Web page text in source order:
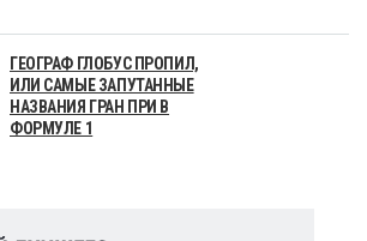
ГЕОГРАФ ГЛОБУС ПРОПИЛ,
ИЛИ САМЫЕ ЗАПУТАННЫЕ
НАЗВАНИЯ ГРАН ПРИ В
ФОРМУЛЕ 1